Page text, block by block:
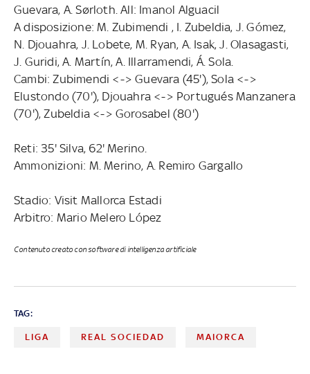
Guevara, A. Sørloth. All: Imanol Alguacil
A disposizione: M. Zubimendi , I. Zubeldia, J. Gómez,
N. Djouahra, J. Lobete, M. Ryan, A. Isak, J. Olasagasti,
J. Guridi, A. Martín, A. Illarramendi, Á. Sola.
Cambi: Zubimendi <-> Guevara (45'), Sola <->
Elustondo (70'), Djouahra <-> Portugués Manzanera
(70'), Zubeldia <-> Gorosabel (80')
Reti: 35' Silva, 62' Merino.
Ammonizioni: M. Merino, A. Remiro Gargallo
Stadio: Visit Mallorca Estadi
Arbitro: Mario Melero López
Contenuto creato con software di intelligenza artificiale
TAG:
LIGA REAL SOCIEDAD MAIORCA